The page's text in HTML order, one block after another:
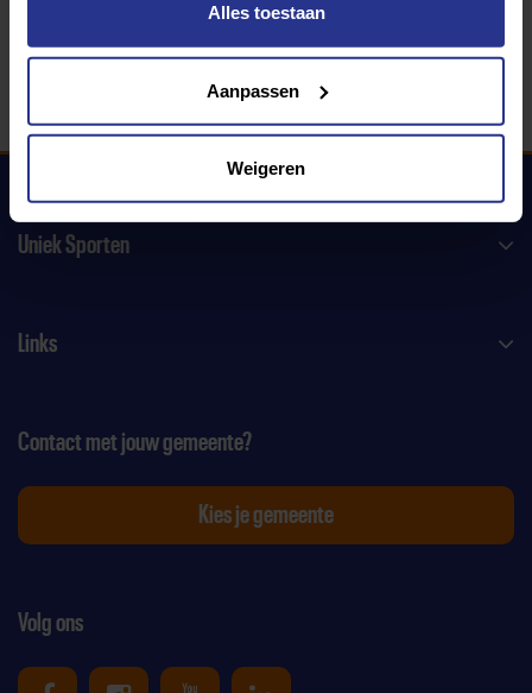
Alles toestaan
Aanpassen
Weigeren
Uniek Sporten
Links
Volg ons
Contact met jouw gemeente?
Kies je gemeente